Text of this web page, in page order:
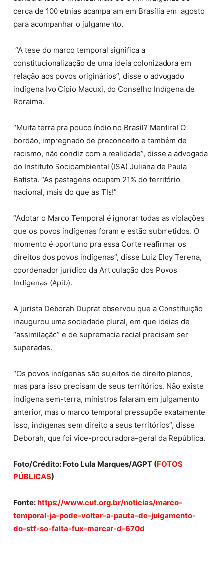
cerca de 100 etnias acamparam em Brasília em agosto
para acompanhar o julgamento.
“A tese do marco temporal significa a
constitucionalização de uma ideia colonizadora em
relação aos povos originários”, disse o advogado
indígena Ivo Cípio Macuxi, do Conselho Indígena de
Roraima.
“Muita terra pra pouco índio no Brasil? Mentira! O
bordão, impregnado de preconceito e também de
racismo, não condiz com a realidade”, disse a advogada
do Instituto Socioambiental (ISA) Juliana de Paula
Batista. “As pastagens ocupam 21% do território
nacional, mais do que as TIs!”
“Adotar o Marco Temporal é ignorar todas as violações
que os povos indígenas foram e estão submetidos. O
momento é oportuno pra essa Corte reafirmar os
direitos dos povos indígenas”, disse Luiz Eloy Terena,
coordenador jurídico da Articulação dos Povos
Indígenas (Apib).
A jurista Deborah Duprat observou que a Constituição
inaugurou uma sociedade plural, em que ideias de
“assimilação” e de supremacia racial precisam ser
superadas.
“Os povos indígenas são sujeitos de direito plenos,
mas para isso precisam de seus territórios. Não existe
indígena sem-terra, ministros falaram em julgamento
anterior, mas o marco temporal pressupõe exatamente
isso, indígenas sem direito a seus territórios”, disse
Deborah, que foi vice-procuradora-geral da República.
Foto/Crédito: Foto Lula Marques/AGPT (FOTOS
PÚBLICAS)
Fonte:https://www.cut.org.br/noticias/marco-
temporal-ja-pode-voltar-a-pauta-de-julgamento-
do-stf-so-falta-fux-marcar-d-670d